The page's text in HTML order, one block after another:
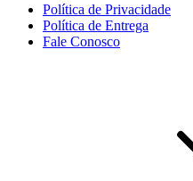
Política de Privacidade
Política de Entrega
Fale Conosco